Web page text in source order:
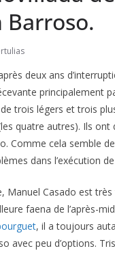
Barroso.
deux ans
principalement
trois légers et trois
quatre autres). Ils
Comme cela semble
dans l’exécution
Manuel Casado est
faena de l’après-
, il a toujours
avec peu d’options.